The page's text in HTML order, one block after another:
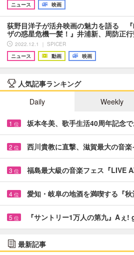
ニュース
映画
荻野目洋子が活弁映画の魅力を語る
ザの惑星危機一髪！』井浦新、周防正
2022.12.1 ｜ SPICER
ニュース
動画 映画
人気記事ランキング
Daily
Weekly
1 位 坂本冬美、歌手生活40周年記念
2 位 西川貴教に直撃、滋賀最大の音
3 位 福島最大級の音楽フェス『LIVE
4 位 愛知・岐阜の地酒を満喫する『
5 位 『サントリー1万人の第九』A
最新記事